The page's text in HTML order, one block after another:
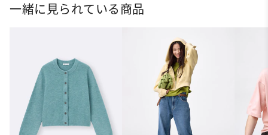
一緒に見られている商品